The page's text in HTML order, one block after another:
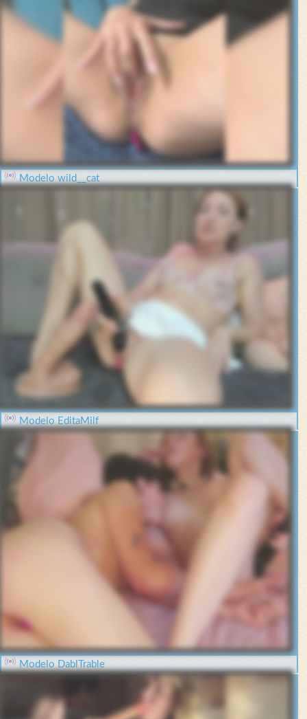
Modelo wild__cat
Modelo EditaMilf
Modelo DablTrable